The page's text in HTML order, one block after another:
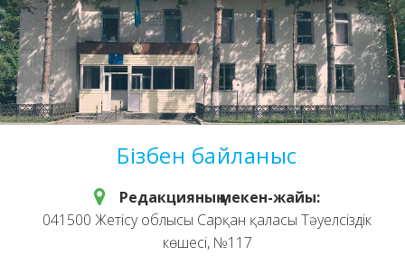
Бізбен байланыс
Редакцияның мекен-жайы:
041500 Жетісу облысы Сарқан қаласы Тәуелсіздік
көшесі, №117